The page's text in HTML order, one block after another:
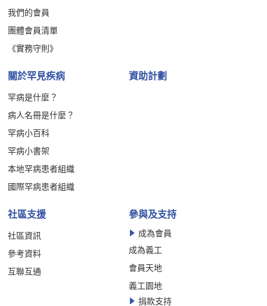
我們的會員
團體會員清單
《實務守則》
關於罕見疾病
罕病是什麼？
病人名冊是什麼？
罕病小百科
罕病小書架
本地罕病患者組織
國際罕病患者組織
資助計劃
社區支援
社區資訊
參考資料
互聯互通
參與及支持
成為會員
成為義工
會員天地
義工園地
捐款支持